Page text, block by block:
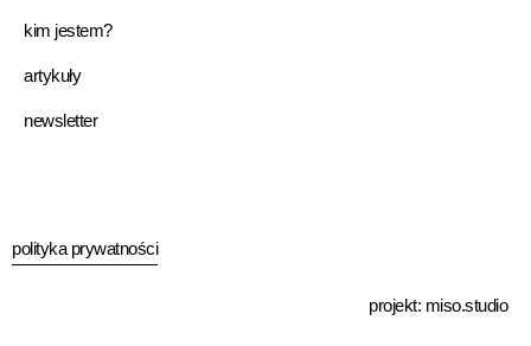
kim jestem?
artykuły
newsletter
polityka prywatności
projekt: miso.studio